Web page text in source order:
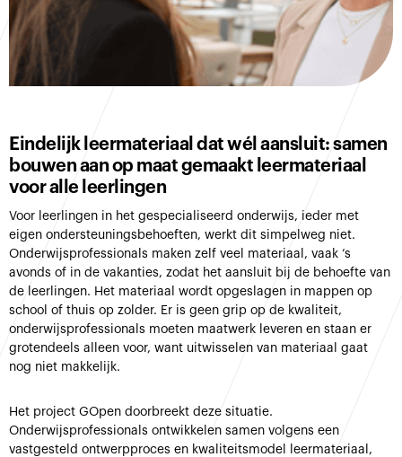
Eindelijk leermateriaal dat wél aansluit: samen
bouwen aan op maat gemaakt leermateriaal
voor alle leerlingen
Voor leerlingen in het gespecialiseerd onderwijs, ieder met
eigen ondersteuningsbehoeften, werkt dit simpelweg niet.
Onderwijsprofessionals maken zelf veel materiaal, vaak ’s
avonds of in de vakanties, zodat het aansluit bij de behoefte van
de leerlingen. Het materiaal wordt opgeslagen in mappen op
school of thuis op zolder. Er is geen grip op de kwaliteit,
onderwijsprofessionals moeten maatwerk leveren en staan er
grotendeels alleen voor, want uitwisselen van materiaal gaat
nog niet makkelijk.
Het project GOpen doorbreekt deze situatie.
Onderwijsprofessionals ontwikkelen samen volgens een
vastgesteld ontwerpproces en kwaliteitsmodel leermateriaal,